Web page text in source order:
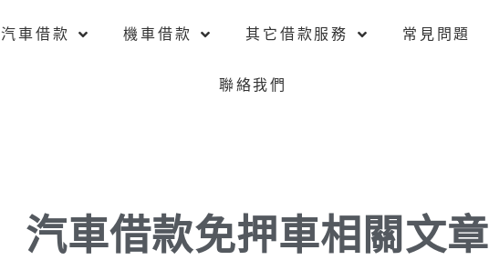
汽車借款 機車借款 其它借款服務 常見問題
聯絡我們
汽車借款免押車相關文章